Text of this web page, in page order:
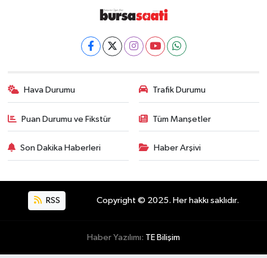
Hava Durumu Trafik Durumu
Puan Durumu ve Fikstür Tüm Manşetler
Son Dakika Haberleri Haber Arşivi
RSS Copyright © 2025. Her hakkı saklıdır.
Haber Yazılımı: TE Bilişim